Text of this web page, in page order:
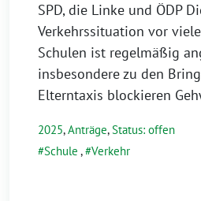
SPD, die Linke und ÖDP
Verkehrssituation vor
Schulen ist regelmäßig
insbesondere zu den
Elterntaxis blockieren
2025,Anträge,Status: offen
Schule , Verkehr